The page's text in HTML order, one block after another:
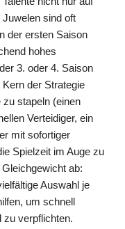
sind oft
der ersten Saison
hohes
3. oder 4. Saison
der Strategie
stapeln (einen
Verteidiger, ein
mit sofortiger
Spielzeit im Auge zu
ab:
Auswahl je
um schnell
zu verpflichten.